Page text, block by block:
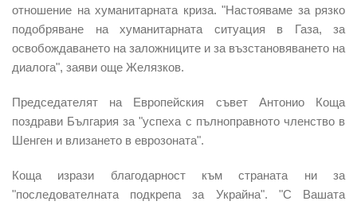
отношение на хуманитарната криза. "Настояваме за рязко
подобряване на хуманитарната ситуация в Газа, за
освобождаването на заложниците и за възстановяването на
диалога", заяви още Желязков.
Председателят на Европейския съвет Антонио Коща
поздрави България за "успеха с пълноправното членство в
Шенген и влизането в еврозоната".
Коща изрази благодарност към страната ни за
"последователната подкрепа за Украйна". "С Вашата